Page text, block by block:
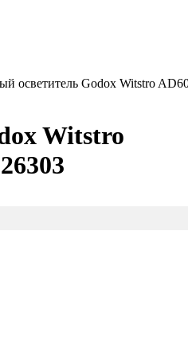
осветитель Godox Witstro
Witstro